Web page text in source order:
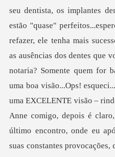
refazer, ele tenha mais
as ausências dos dentes que
notaria? Somente quem for
uma boa visão...Ops!
uma EXCELENTE